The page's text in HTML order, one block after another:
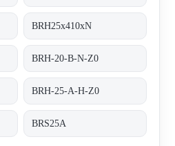
BRH25x410xN
BRH-20-B-N-Z0
BRH-25-A-H-Z0
BRS25A